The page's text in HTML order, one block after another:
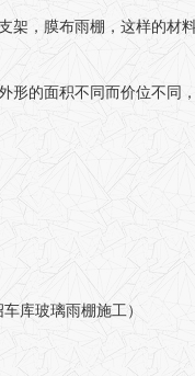
，膜布雨棚，这样的材
形的面积不同而价位不
库玻璃雨棚施工）